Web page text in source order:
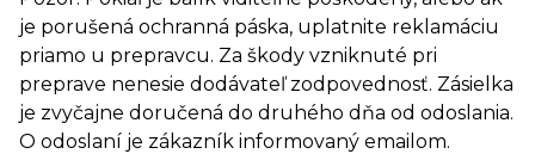
je porušená ochranná páska, uplatnite reklamáciu
priamo u prepravcu. Za škody vzniknuté pri
preprave nenesie dodávateľ zodpovednosť. Zásielka
je zvyčajne doručená do druhého dňa od odoslania.
O odoslaní je zákazník informovaný emailom.